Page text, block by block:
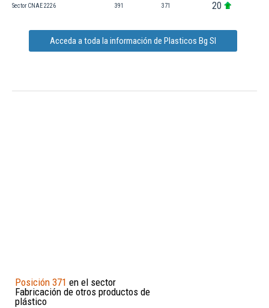
Sector CNAE 2226 391 371 20
Acceda a toda la información de Plasticos Bg Sl
Posición 371 en el sector
Fabricación de otros productos de
plástico